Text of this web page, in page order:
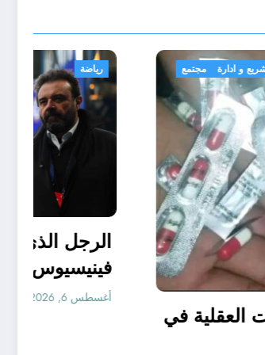
الجزائر الحدث قانون تشريع و ادارة مجتمع
قانون المؤثرات العقلية في